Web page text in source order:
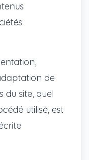
de
du site, quel
utilisé, est